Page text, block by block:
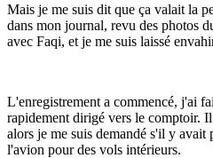
Mais je me suis dit que ça valait la
dans mon journal, revu des photos
avec Faqi, et je me suis laissé
L'enregistrement a commencé, j'ai
rapidement dirigé vers le comptoir.
alors je me suis demandé s'il y avait
l'avion pour des vols intérieurs.